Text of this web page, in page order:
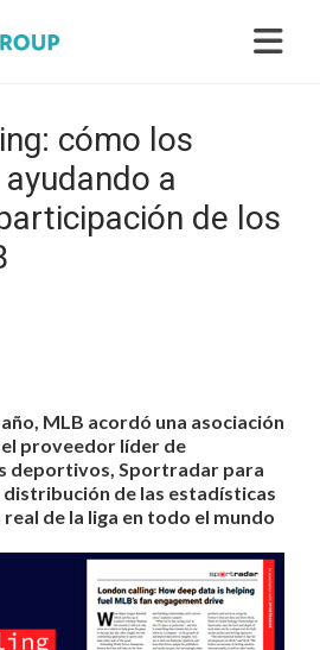
cómo los
a
de los
MLB acordó una asociación
proveedor líder de
deportivos, Sportradar para
de las estadísticas
de la liga en todo el mundo